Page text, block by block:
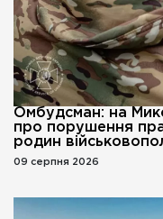
Омбудсман: на
про порушення
родин
09 серпня 2026